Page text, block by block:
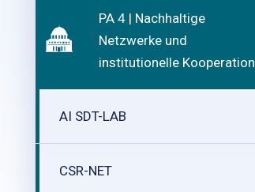
PA 4 | Nachhaltige
Netzwerke und
institutionelle Kooperation
AI SDT-LAB
CSR-NET